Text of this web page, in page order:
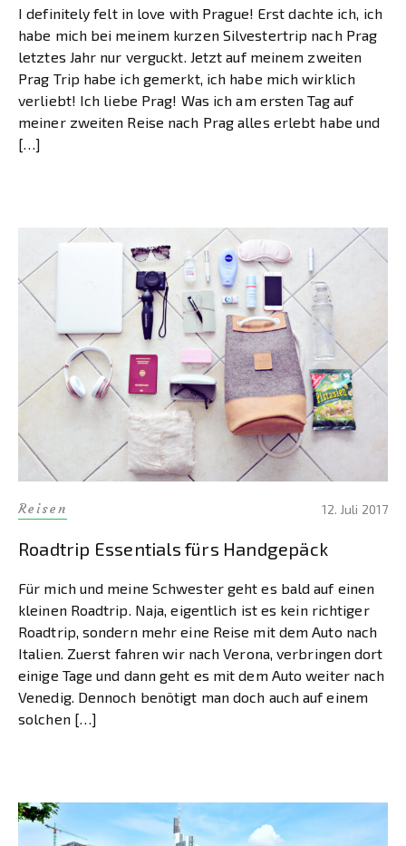
I definitely felt in love with Prague! Erst dachte ich, ich
habe mich bei meinem kurzen Silvestertrip nach Prag
letztes Jahr nur verguckt. Jetzt auf meinem zweiten
Prag Trip habe ich gemerkt, ich habe mich wirklich
verliebt! Ich liebe Prag! Was ich am ersten Tag auf
meiner zweiten Reise nach Prag alles erlebt habe und
[…]
Reisen 12. Juli 2017
Roadtrip Essentials fürs Handgepäck
Für mich und meine Schwester geht es bald auf einen
kleinen Roadtrip. Naja, eigentlich ist es kein richtiger
Roadtrip, sondern mehr eine Reise mit dem Auto nach
Italien. Zuerst fahren wir nach Verona, verbringen dort
einige Tage und dann geht es mit dem Auto weiter nach
Venedig. Dennoch benötigt man doch auch auf einem
solchen […]